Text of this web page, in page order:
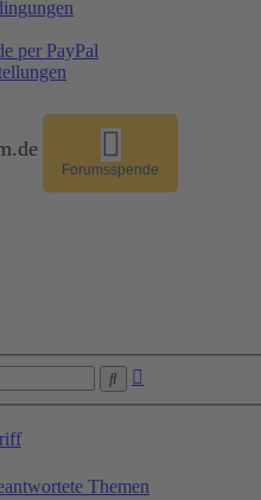
per PayPal
Forumsspende
Suche
Themen